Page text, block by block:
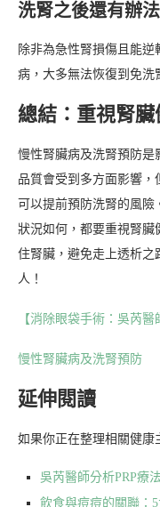
洗腎之後還有辦
除非為急性腎損傷且能
病，大多無法恢復到免洗
總結：重視腎臟
慢性腎臟病及洗腎預防是
品質會受到多方面影響，
可以提前預防洗腎的風
狀況如何，都要重視腎臟
住腎臟，避免走上透析之
人！
【消除眼袋手術：吳芮醫
慢性腎臟病及洗腎預防
延伸閱讀
如果你正在整理相關健康
吳芮醫師分析PRP療
飲食與痘痘的關聯：